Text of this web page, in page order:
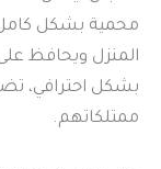
محمية بشكل كامل
المنزل ويحافظ
بشكل احترافي،
ممتلكاتهم.